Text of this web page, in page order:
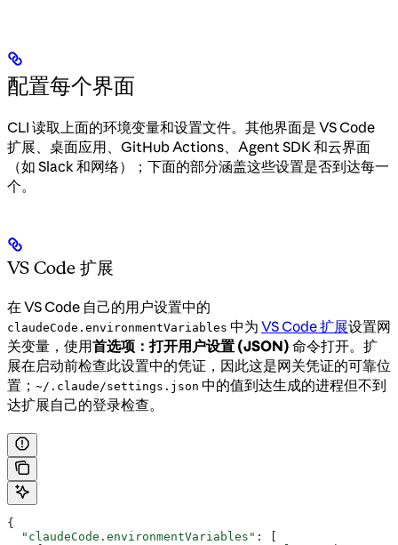
配置每个界面
CLI 读取上面的环境变量和设置文件。其他界面是 VS Code
扩展、桌面应用、GitHub Actions、Agent SDK 和云界面
（如 Slack 和网络）；下面的部分涵盖这些设置是否到达每一
个。
VS Code 扩展
在 VS Code 自己的用户设置中的
claudeCode.environmentVariables 中为 VS Code 扩展设置网
关变量，使用首选项：打开用户设置 (JSON) 命令打开。扩
展在启动前检查此设置中的凭证，因此这是网关凭证的可靠位
置； ~/.claude/settings.json 中的值到达生成的进程但不到
达扩展自己的登录检查。
{
  "claudeCode.environmentVariables"
: [